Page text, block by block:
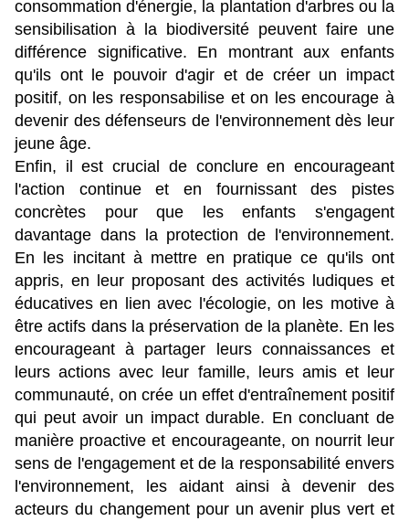
consommation d'énergie, la plantation d'arbres ou la
sensibilisation à la biodiversité peuvent faire une
différence significative. En montrant aux enfants
qu'ils ont le pouvoir d'agir et de créer un impact
positif, on les responsabilise et on les encourage à
devenir des défenseurs de l'environnement dès leur
jeune âge.
Enfin, il est crucial de conclure en encourageant
l'action continue et en fournissant des pistes
concrètes pour que les enfants s'engagent
davantage dans la protection de l'environnement.
En les incitant à mettre en pratique ce qu'ils ont
appris, en leur proposant des activités ludiques et
éducatives en lien avec l'écologie, on les motive à
être actifs dans la préservation de la planète. En les
encourageant à partager leurs connaissances et
leurs actions avec leur famille, leurs amis et leur
communauté, on crée un effet d'entraînement positif
qui peut avoir un impact durable. En concluant de
manière proactive et encourageante, on nourrit leur
sens de l'engagement et de la responsabilité envers
l'environnement, les aidant ainsi à devenir des
acteurs du changement pour un avenir plus vert et